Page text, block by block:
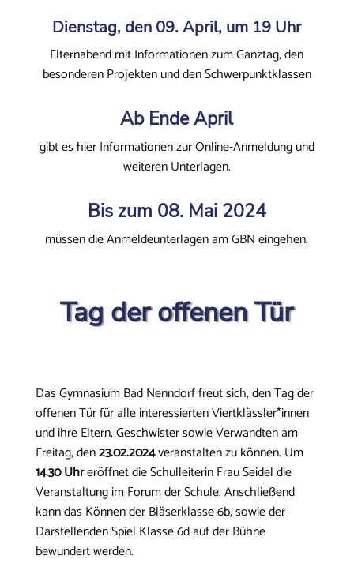
Dienstag, den 09. April, um 19 Uhr
Elternabend mit Informationen zum Ganztag, den
besonderen Projekten und den Schwerpunktklassen
Ab Ende April
gibt es hier Informationen zur Online-Anmeldung und
weiteren Unterlagen.
Bis zum 08. Mai 2024
müssen die Anmeldeunterlagen am GBN eingehen.
Tag der offenen Tür
Das Gymnasium Bad Nenndorf freut sich, den Tag der
offenen Tür für alle interessierten Viertklässler*innen
und ihre Eltern, Geschwister sowie Verwandten am
Freitag, den23.02.2024veranstalten zu können. Um
14.30 Uhreröffnet die Schulleiterin Frau Seidel die
Veranstaltung im Forum der Schule. Anschließend
kann das Können der Bläserklasse 6b, sowie der
Darstellenden Spiel Klasse 6d auf der Bühne
bewundert werden.